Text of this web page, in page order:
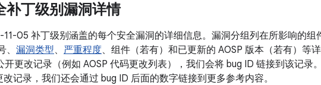
补丁级别漏洞详情
05 补丁级别涵盖的每个安全漏洞的详细信息。漏洞分组列在所影响的组
漏洞类型、 严重程度、组件（若有）和已更新的 AOSP 版本（若有）等详
更改记录（例如 AOSP 代码更改列表），我们会将 bug ID 链接到该记录
记录，我们还会通过 bug ID 后面的数字链接到更多参考内容。